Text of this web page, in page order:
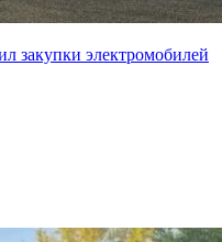
закупки электромобилей